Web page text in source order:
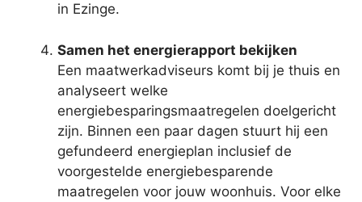
in Ezinge.
Samen het energierapport bekijken
Een maatwerkadviseurs komt bij je thuis en
analyseert welke
energiebesparingsmaatregelen doelgericht
zijn. Binnen een paar dagen stuurt hij een
gefundeerd energieplan inclusief de
voorgestelde energiebesparende
maatregelen voor jouw woonhuis. Voor elke